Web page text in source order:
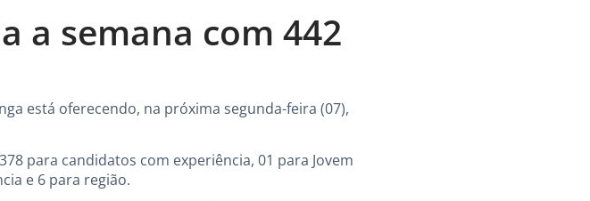
a semana com 442
está oferecendo, na próxima segunda-feira (07),
para candidatos com experiência, 01 para Jovem
e 6 para região.